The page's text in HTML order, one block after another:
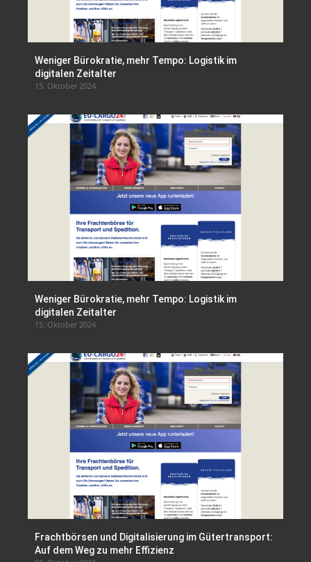
Weniger Bürokratie, mehr Tempo: Logistik im
digitalen Zeitalter
15. Oktober 2024
Weniger Bürokratie, mehr Tempo: Logistik im
digitalen Zeitalter
15. Oktober 2024
Frachtbörsen und Digitalisierung im Gütertransport:
Auf dem Weg zu mehr Effizienz